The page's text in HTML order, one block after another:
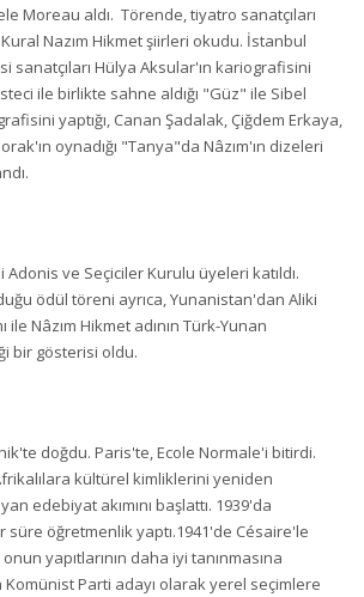
Moreau aldı. Törende, tiyatro sanatçıları
Nazım Hikmet şiirleri okudu. İstanbul
sanatçıları Hülya Aksular'ın kariografisini
ile birlikte sahne aldığı "Güz" ile Sibel
yaptığı, Canan Şadalak, Çiğdem Erkaya,
oynadığı "Tanya"da Nâzım'ın dizeleri
ve Seçiciler Kurulu üyeleri katıldı.
ödül töreni ayrıca, Yunanistan'dan Aliki
ile Nâzım Hikmet adının Türk-Yunan
bir gösterisi oldu.
doğdu. Paris'te, Ecole Normale'i bitirdi.
kültürel kimliklerini yeniden
edebiyat akımını başlattı. 1939'da
öğretmenlik yaptı.1941'de Césaire'le
yapıtlarının daha iyi tanınmasına
Komünist Parti adayı olarak yerel seçimlere